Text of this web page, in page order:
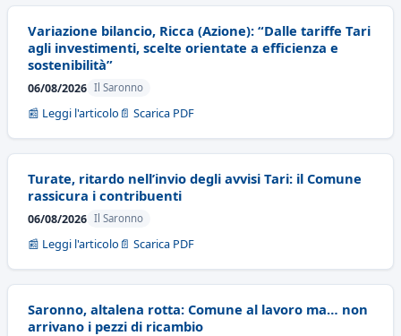
Variazione bilancio, Ricca (Azione): “Dalle tariffe Tari
agli investimenti, scelte orientate a efficienza e
sostenibilità”
06/08/2026 Il Saronno
📰 Leggi l'articolo 📄 Scarica PDF
Turate, ritardo nell’invio degli avvisi Tari: il Comune
rassicura i contribuenti
06/08/2026 Il Saronno
📰 Leggi l'articolo 📄 Scarica PDF
Saronno, altalena rotta: Comune al lavoro ma… non
arrivano i pezzi di ricambio